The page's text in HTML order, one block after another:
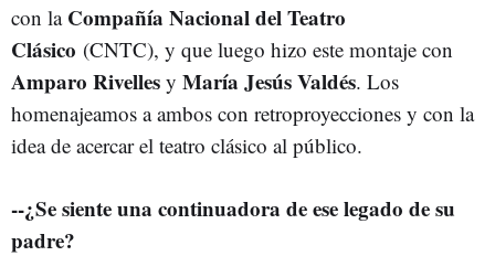
con la Compañía Nacional del Teatro
Clásico (CNTC), y que luego hizo este montaje con
Amparo Rivelles y María Jesús Valdés. Los
homenajeamos a ambos con retroproyecciones y con la
idea de acercar el teatro clásico al público.
--¿Se siente una continuadora de ese legado de su
padre?